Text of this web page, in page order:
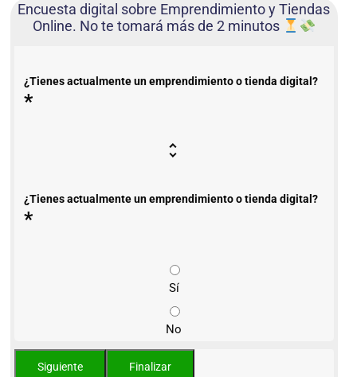
Encuesta digital sobre Emprendimiento y Tiendas
Online. No te tomará más de 2 minutos
¿Tienes actualmente un emprendimiento o tienda digital?
*
¿Tienes actualmente un emprendimiento o tienda digital?
*
Sí
No